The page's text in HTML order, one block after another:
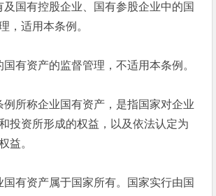
有控股企业、国有参股企业中的国
，适用本条例。
有资产的监督管理，不适用本条例。
称企业国有资产，是指国家对企业
投资所形成的权益，以及依法认定为
益。
资产属于国家所有。国家实行由国